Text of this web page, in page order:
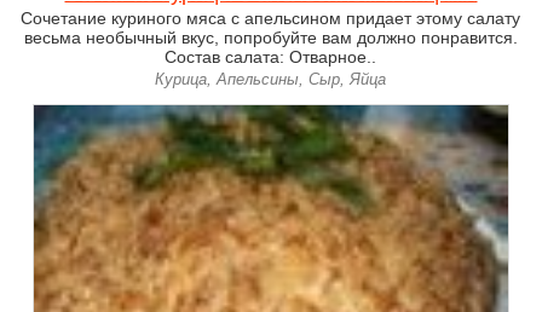
Сочетание куриного мяса с апельсином придает этому салату
весьма необычный вкус, попробуйте вам должно понравится.
Состав салата: Отварное..
Курица, Апельсины, Сыр, Яйца